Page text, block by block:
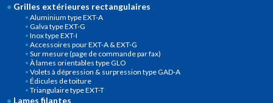
Grilles extérieures rectangulaires
Aluminium type EXT-A
Galva type EXT-G
Inox type EXT-I
Accessoires pour EXT-A & EXT-G
Sur mesure (page de commande par fax)
À lames orientables type GLO
Volets à dépression & surpression type GAD-A
Édicules de toiture
Triangulaire type EXT-T
Lames filantes